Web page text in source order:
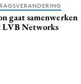
gaat samenwerken
LVB Networks